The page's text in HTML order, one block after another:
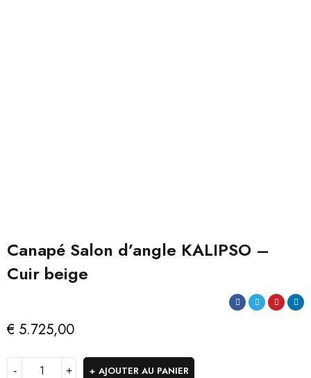
Canapé Salon d’angle KALIPSO –
Cuir beige
€ 5.725,00
AJOUTER AU PANIER